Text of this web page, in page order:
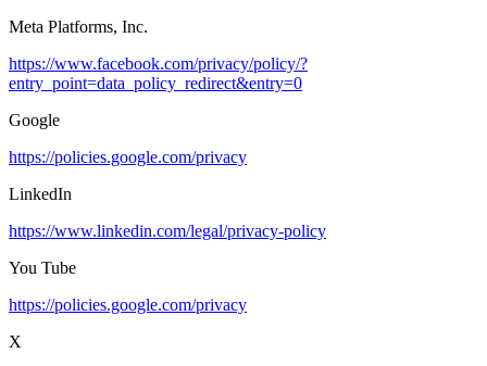
Meta Platforms, Inc.
https://www.facebook.com/privacy/policy/?
entry_point=data_policy_redirect&entry=0
Google
https://policies.google.com/privacy
LinkedIn
https://www.linkedin.com/legal/privacy-policy
You Tube
https://policies.google.com/privacy
X